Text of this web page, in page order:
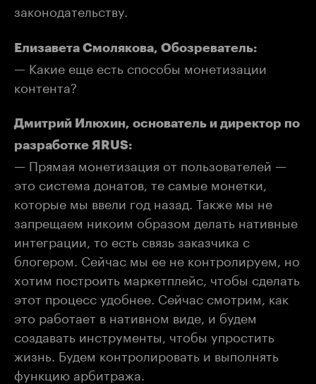
законодательству.
Елизавета Смолякова, Обозреватель:
— Какие еще есть способы монетизации
контента?
Дмитрий Илюхин, основатель и директор по
разработке ЯRUS:
— Прямая монетизация от пользователей —
это система донатов, те самые монетки,
которые мы ввели год назад. Также мы не
запрещаем никоим образом делать нативные
интеграции, то есть связь заказчика с
блогером. Сейчас мы ее не контролируем, но
хотим построить маркетплейс, чтобы сделать
этот процесс удобнее. Сейчас смотрим, как
это работает в нативном виде, и будем
создавать инструменты, чтобы упростить
жизнь. Будем контролировать и выполнять
функцию арбитража.